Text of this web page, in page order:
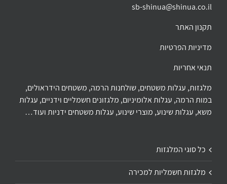
sb-shinua@shinua.co.il
תקנון האתר
מדיניות הפרטיות
תנאי אחריות
מלגזות, עגלות משטחים, שולחנות הרמה, משטחים הידראולים,
במות הרמה, עגלות אלומיניום, מלגזונים חשמליים וידניים, עגלות
משא, עגלות שינוע, מוצרי שינוע, עגלות משטחים ידניות ועוד…
כל סוגי המלגזות
מלגזות חשמליות למכירה